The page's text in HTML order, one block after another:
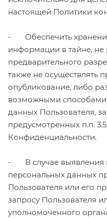
настоящей Политики
- Обеспечить
информации в тайне, не
предварительного
также не осуществлять
опубликование, либо
возможными
данных Пользователя,
предусмотренных п.п.
Конфиденциальности.
- В случае выявления
персональных данных
Пользователя или его
запросу Пользователя
уполномоченного